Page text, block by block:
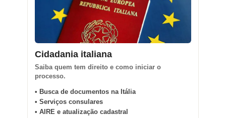
Cidadania italiana
Saiba quem tem direito e como iniciar o
processo.
• Busca de documentos na Itália
• Serviços consulares
• AIRE e atualização cadastral